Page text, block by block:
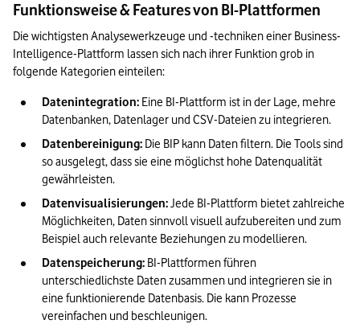
Funktionsweise & Features von BI-Plattformen
Die wichtigsten Analysewerkzeuge und -techniken einer Business-
Intelligence-Plattform lassen sich nach ihrer Funktion grob in
folgende Kategorien einteilen:
Datenintegration: Eine BI-Plattform ist in der Lage, mehre
Datenbanken, Datenlager und CSV-Dateien zu integrieren.
Datenbereinigung: Die BIP kann Daten filtern. Die Tools sind
so ausgelegt, dass sie eine möglichst hohe Datenqualität
gewährleisten.
Datenvisualisierungen: Jede BI-Plattform bietet zahlreiche
Möglichkeiten, Daten sinnvoll visuell aufzubereiten und zum
Beispiel auch relevante Beziehungen zu modellieren.
Datenspeicherung: BI-Plattformen führen
unterschiedlichste Daten zusammen und integrieren sie in
eine funktionierende Datenbasis. Die kann Prozesse
vereinfachen und beschleunigen.